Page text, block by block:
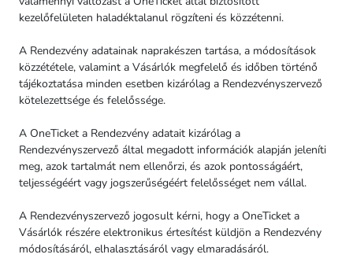
kezelőfelületen haladéktalanul rögzíteni és közzétenni.
A Rendezvény adatainak naprakészen tartása, a módosítások
közzététele, valamint a Vásárlók megfelelő és időben történő
tájékoztatása minden esetben kizárólag a Rendezvényszervező
kötelezettsége és felelőssége.
A OneTicket a Rendezvény adatait kizárólag a
Rendezvényszervező által megadott információk alapján jeleníti
meg, azok tartalmát nem ellenőrzi, és azok pontosságáért,
teljességéért vagy jogszerűségéért felelősséget nem vállal.
A Rendezvényszervező jogosult kérni, hogy a OneTicket a
Vásárlók részére elektronikus értesítést küldjön a Rendezvény
módosításáról, elhalasztásáról vagy elmaradásáról.